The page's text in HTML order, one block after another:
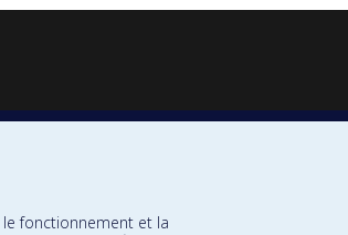
fonctionnement et la